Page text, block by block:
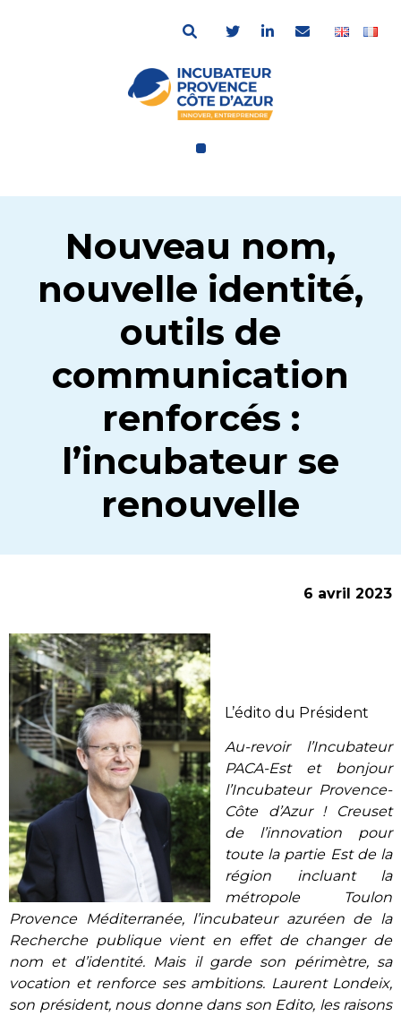
Nouveau nom,
nouvelle identité,
outils de
communication
renforcés :
l’incubateur se
renouvelle
6 avril 2023
L’édito du Président
Au-revoir l’Incubateur
PACA-Est et bonjour
l’Incubateur Provence-
Côte d’Azur ! Creuset
de l’innovation pour
toute la partie Est de la
région incluant la
métropole Toulon
Provence Méditerranée, l’incubateur azuréen de la
Recherche publique vient en effet de changer de
nom et d’identité. Mais il garde son périmètre, sa
vocation et renforce ses ambitions. Laurent Londeix,
son président, nous donne dans son Edito, les raisons